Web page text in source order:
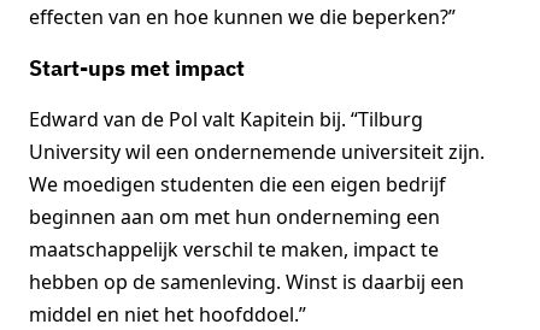
effecten van en hoe kunnen we die beperken?”
Start-ups met impact
Edward van de Pol valt Kapitein bij. “Tilburg
University wil een ondernemende universiteit zijn.
We moedigen studenten die een eigen bedrijf
beginnen aan om met hun onderneming een
maatschappelijk verschil te maken, impact te
hebben op de samenleving. Winst is daarbij een
middel en niet het hoofddoel.”